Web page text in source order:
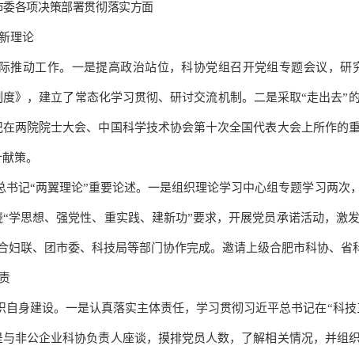
各项决策部署贯彻落实方面
理论
推动工作。一是提高政治站位，科协党组召开党组专题会议，研
》，建立了常态化学习贯彻、研讨交流机制。 二是采取“走出去”
在两院院士大会、中国科学技术协会第十次全国代表大会上所作的
策。
书记“两翼理论”重要论述。一是组织理论学习中心组专题学习两
“学思想、强党性、重实践、建新功”要求，开展党员承诺活动，激
妇联、团市委、科技局等部门协作完成。邀请上级合肥市科协、省
自身建设。一是认真落实主体责任，学习贯彻习近平总书记在“科
与非公企业科协负责人座谈，摸排党员人数，了解相关情况，并组